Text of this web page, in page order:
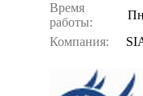
Время
работы:
Компания: